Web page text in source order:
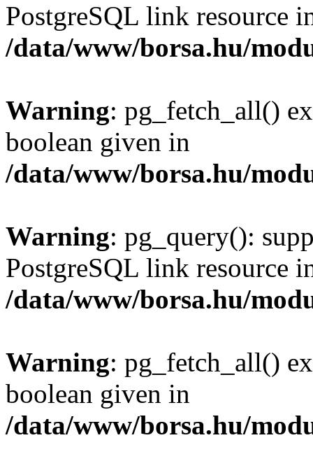
PostgreSQL link resource
/data/www/borsa.hu/
Warning: pg_fetch_all()
boolean given in
/data/www/borsa.hu/
Warning: pg_query():
PostgreSQL link resource
/data/www/borsa.hu/
Warning: pg_fetch_all()
boolean given in
/data/www/borsa.hu/